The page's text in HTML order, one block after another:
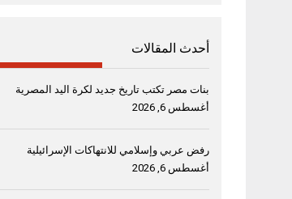
أحدث المقالات
بنات مصر تكتب تاريخ جديد لكرة اليد المصرية
أغسطس 6, 2026
رفض عربي وإسلامي للانتهاكات الإسرائيلية
أغسطس 6, 2026